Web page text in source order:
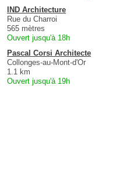
IND Architecture
Rue du Charroi
565 mètres
Ouvert jusqu'à 18h
Pascal Corsi Architecte
Collonges-au-Mont-d'Or
1.1 km
Ouvert jusqu'à 19h